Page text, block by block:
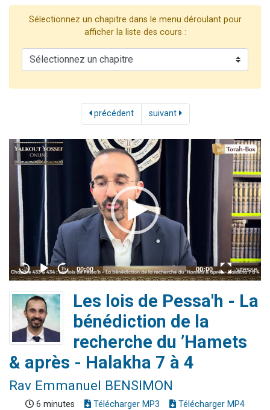
Il reste 49 places pour étudier en groupe sur Zoom
12 nouvelles musiques dans Torah-Box Music
Sélectionnez un chapitre dans le menu déroulant pour
afficher la liste des cours :
précédent suivant
Les lois de Pessa'h - La
bénédiction de la
recherche du ’Hamets
& après - Halakha 7 à 4
Rav Emmanuel BENSIMON
6 minutes Télécharger MP3 Télécharger MP4